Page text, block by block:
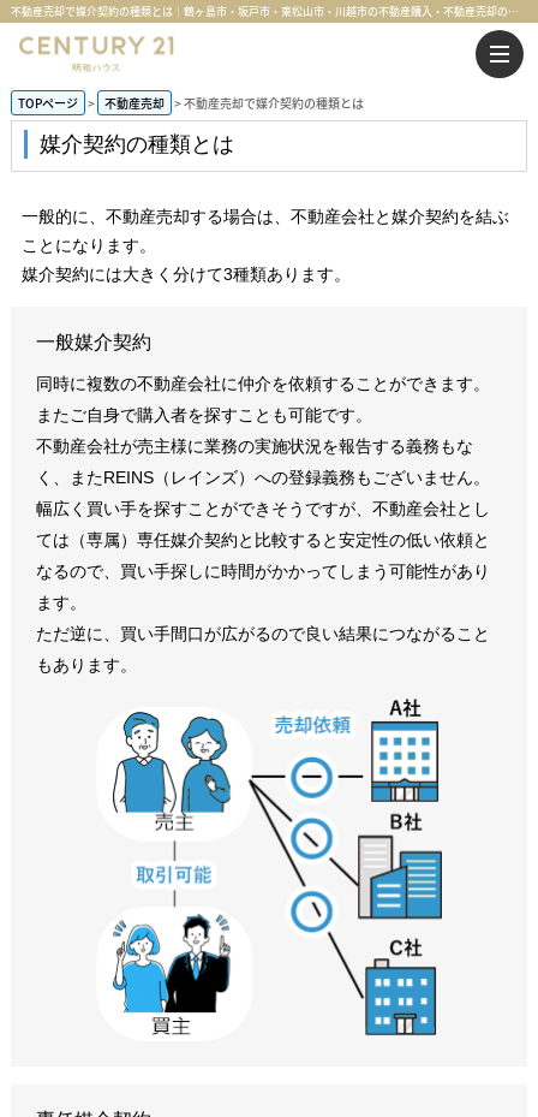
不動産売却で媒介契約の種類とは｜鶴ヶ島市・坂戸市・東松山市・川越市の不動産購入・不動産売却のことならセンチュリー21明和ハウス
TOPページ 不動産売却 不動産売却で媒介契約の種類とは